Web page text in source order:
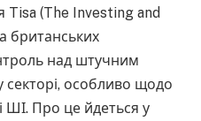
Tisa (The Investing and
британських
над штучним
секторі, особливо щодо
ШІ. Про це йдеться у